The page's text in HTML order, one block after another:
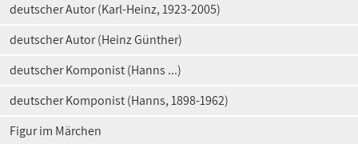
deutscher Autor (Karl-Heinz, 1923-2005)
deutscher Autor (Heinz Günther)
deutscher Komponist (Hanns ...)
deutscher Komponist (Hanns, 1898-1962)
Figur im Märchen